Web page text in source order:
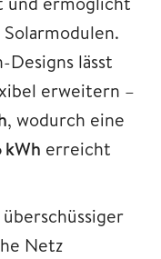
Designs lässt
erweitern –
, wodurch eine
kWh erreicht
Netz